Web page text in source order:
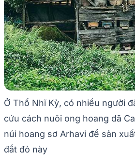
Ở Thổ Nhĩ Kỳ, có nhiều người
cứu cách nuôi ong hoang dã
núi hoang sơ Arhavi để sản
đắt đỏ này